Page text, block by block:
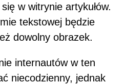
w witrynie artykułów.
tekstowej będzie
dowolny obrazek.
internautów w ten
niecodzienny, jednak